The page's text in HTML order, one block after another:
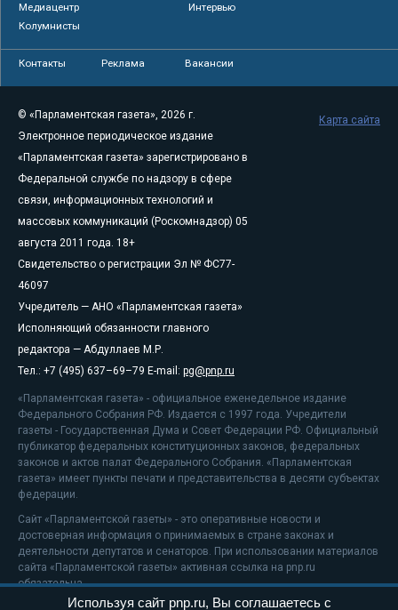
Медиацентр
Интервью
Колумнисты
Контакты Реклама Вакансии
© «Парламентская газета», 2026 г.
Электронное периодическое издание
«Парламентская газета» зарегистрировано в
Федеральной службе по надзору в сфере
связи, информационных технологий и
массовых коммуникаций (Роскомнадзор) 05
августа 2011 года. 18+
Свидетельство о регистрации Эл № ФС77-
46097
Учредитель — АНО «Парламентская газета»
Исполняющий обязанности главного
редактора — Абдуллаев М.Р.
Тел.: +7 (495) 637–69–79 E-mail: pg@pnp.ru
«Парламентская газета» - официальное еженедельное издание
Федерального Собрания РФ. Издается с 1997 года. Учредители
газеты - Государственная Дума и Совет Федерации РФ. Официальный
публикатор федеральных конституционных законов, федеральных
законов и актов палат Федерального Собрания. «Парламентская
газета» имеет пункты печати и представительства в десяти субъектах
федерации.
Сайт «Парламентской газеты» - это оперативные новости и
достоверная информация о принимаемых в стране законах и
деятельности депутатов и сенаторов. При использовании материалов
сайта «Парламентской газеты» активная ссылка на pnp.ru
обязательна.
Карта сайта
Используя сайт pnp.ru, Вы соглашаетесь с